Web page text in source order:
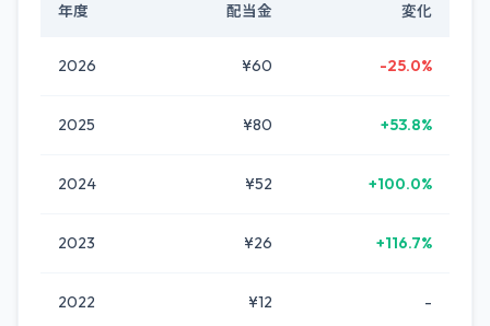
年度 配当金 変化
2026 ¥60 -25.0%
2025 ¥80 +53.8%
2024 ¥52 +100.0%
2023 ¥26 +116.7%
2022 ¥12 -